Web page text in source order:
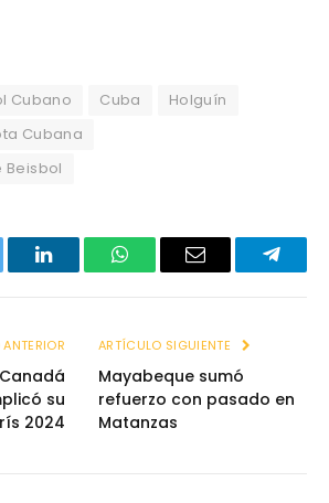
Cubano Cuba
Holguín
Cubana
Beisbol
LinkedInWhatsAppEmail
su
2024
ARTÍCULO SIGUIENTE
Mayabeque sumó
refuerzo con pasado en
Matanzas